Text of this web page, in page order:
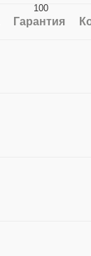
100
Гарантия